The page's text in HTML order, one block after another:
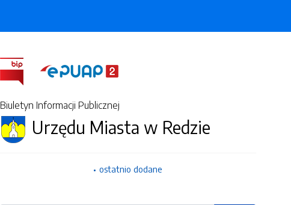
Biuletyn Informacji Publicznej
Urzędu Miasta w Redzie
ostatnio dodane